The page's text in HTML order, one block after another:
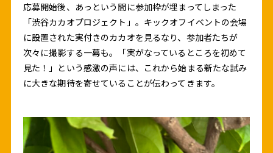
応募開始後、あっという間に参加枠が埋まってしまった
「渋谷カカオプロジェクト」。キックオフイベントの会場
に設置された実付きのカカオを見るなり、参加者たちが
次々に撮影する一幕も。「実がなっているところを初めて
見た！」という感激の声には、これから始まる新たな試み
に大きな期待を寄せていることが伝わってきます。